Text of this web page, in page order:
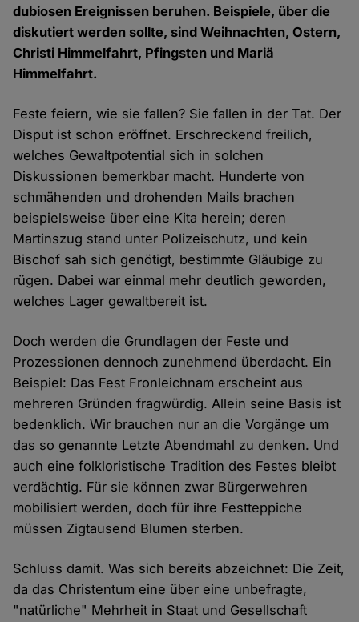
dubiosen Ereignissen beruhen. Beispiele, über die
diskutiert werden sollte, sind Weihnachten, Ostern,
Christi Himmelfahrt, Pfingsten und Mariä
Himmelfahrt.
Feste feiern, wie sie fallen? Sie fallen in der Tat. Der
Disput ist schon eröffnet. Erschreckend freilich,
welches Gewaltpotential sich in solchen
Diskussionen bemerkbar macht. Hunderte von
schmähenden und drohenden Mails brachen
beispielsweise über eine Kita herein; deren
Martinszug stand unter Polizeischutz, und kein
Bischof sah sich genötigt, bestimmte Gläubige zu
rügen. Dabei war einmal mehr deutlich geworden,
welches Lager gewaltbereit ist.
Doch werden die Grundlagen der Feste und
Prozessionen dennoch zunehmend überdacht. Ein
Beispiel: Das Fest Fronleichnam erscheint aus
mehreren Gründen fragwürdig. Allein seine Basis ist
bedenklich. Wir brauchen nur an die Vorgänge um
das so genannte Letzte Abendmahl zu denken. Und
auch eine folkloristische Tradition des Festes bleibt
verdächtig. Für sie können zwar Bürgerwehren
mobilisiert werden, doch für ihre Festteppiche
müssen Zigtausend Blumen sterben.
Schluss damit. Was sich bereits abzeichnet: Die Zeit,
da das Christentum eine über eine unbefragte,
"natürliche" Mehrheit in Staat und Gesellschaft